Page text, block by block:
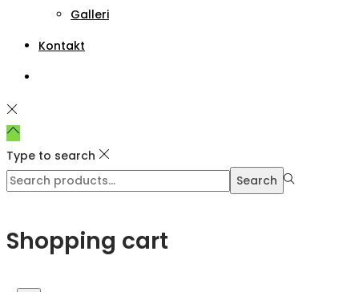
Galleri
Kontakt
Type to search
Search
Search
Shopping cart